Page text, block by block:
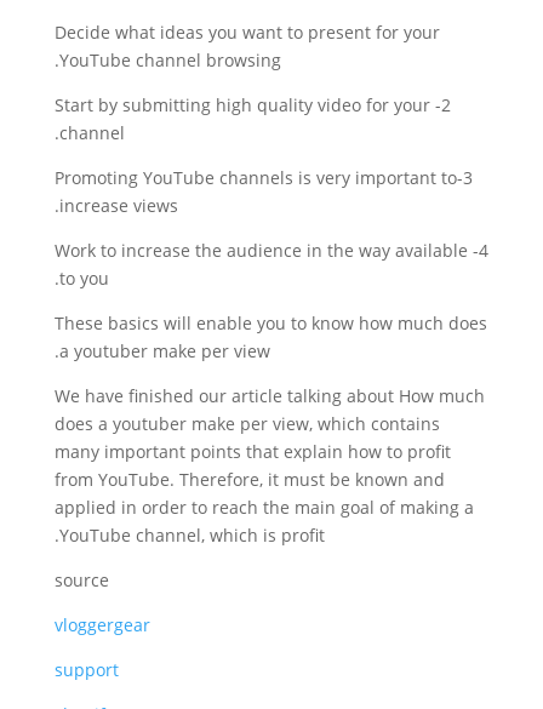
Decide what ideas you want to present for your
YouTube channel browsing.
2- Start by submitting high quality video for your
channel.
3-Promoting YouTube channels is very important to
increase views.
4- Work to increase the audience in the way available
to you.
These basics will enable you to know how much does
a youtuber make per view.
We have finished our article talking about How much
does a youtuber make per view, which contains
many important points that explain how to profit
from YouTube. Therefore, it must be known and
applied in order to reach the main goal of making a
YouTube channel, which is profit.
source
vloggergear
support